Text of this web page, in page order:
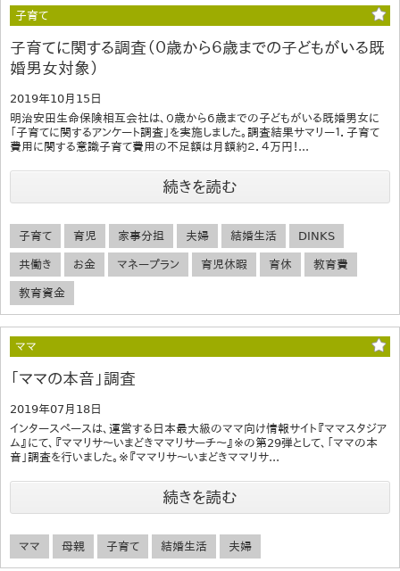
子育て
子育てに関する調査（０歳から６歳までの子どもがいる既
婚男女対象）
2019年10月15日
明治安田生命保険相互会社は、０歳から６歳までの子どもがいる既婚男女に
「子育てに関するアンケート調査」を実施しました。調査結果サマリー１．子育て
費用に関する意識子育て費用の不足額は月額約２．４万円！...
続きを読む
子育て 育児 家事分担 夫婦 結婚生活 DINKS
共働き お金 マネープラン 育児休暇 育休 教育費
教育資金
ママ
「ママの本音」調査
2019年07月18日
インタースペースは、運営する日本最大級のママ向け情報サイト『ママスタジア
ム』にて、『ママリサ～いまどきママリサーチ～』※の第29弾として、「ママの本
音」調査を行いました。※『ママリサ～いまどきママリサ...
続きを読む
ママ 母親 子育て 結婚生活 夫婦